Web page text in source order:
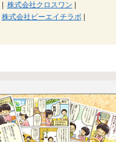
株式会社クロスワン
株式会社ビーエイチラボ|